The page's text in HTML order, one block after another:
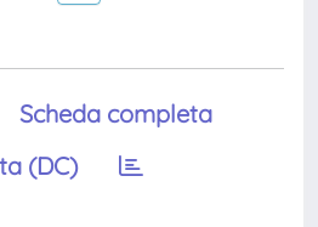
Scheda completa
(DC)